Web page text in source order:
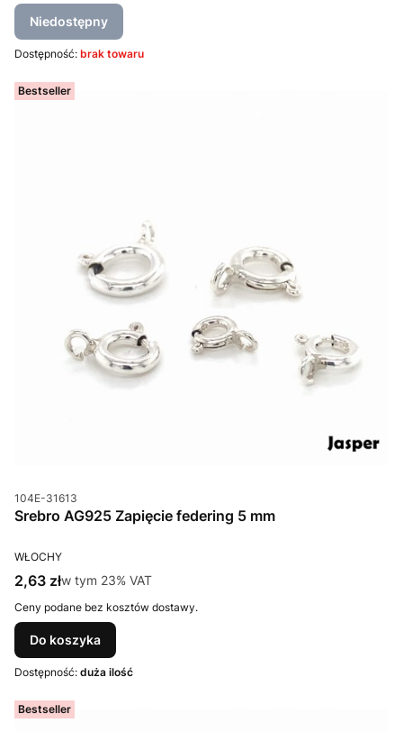
Niedostępny
Dostępność: brak towaru
Bestseller
Kod produktu
104E-31613
Srebro AG925 Zapięcie federing 5 mm
PRODUCENT
WŁOCHY
Cena brutto
2,63 złw tym %s VAT
w tym 23% VAT
Ceny podane bez kosztów dostawy.
Do koszyka
Dostępność: duża ilość
Bestseller